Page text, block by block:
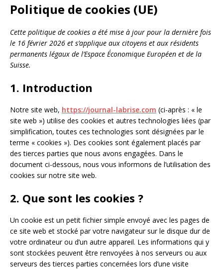
Politique de cookies (UE)
Cette politique de cookies a été mise à jour pour la dernière fois
le 16 février 2026 et s’applique aux citoyens et aux résidents
permanents légaux de l’Espace Économique Européen et de la
Suisse.
1. Introduction
Notre site web, https://journal-labrise.com (ci-après : « le
site web ») utilise des cookies et autres technologies liées (par
simplification, toutes ces technologies sont désignées par le
terme « cookies »). Des cookies sont également placés par
des tierces parties que nous avons engagées. Dans le
document ci-dessous, nous vous informons de l’utilisation des
cookies sur notre site web.
2. Que sont les cookies ?
Un cookie est un petit fichier simple envoyé avec les pages de
ce site web et stocké par votre navigateur sur le disque dur de
votre ordinateur ou d’un autre appareil. Les informations qui y
sont stockées peuvent être renvoyées à nos serveurs ou aux
serveurs des tierces parties concernées lors d’une visite